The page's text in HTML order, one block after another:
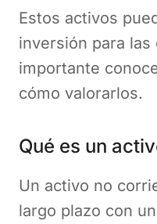
Estos activos
inversión para
importante
cómo valorarlos.
Qué es un
Un activo no
largo plazo con